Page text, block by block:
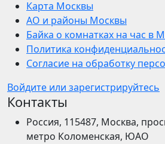
Карта Москвы
АО и районы Москвы
Байка о комнатках на час в
Политика
Согласие на обработку
Войдите или зарегистрируйтесь
Контакты
Россия, 115487, Москва,
метро Коломенская, ЮАО